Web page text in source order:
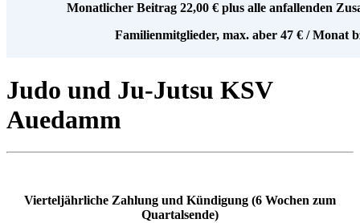
Monatlicher Beitrag 22,00 € plus alle anfallenden
Familienmitglieder, max. aber 47 € / Monat
Judo und Ju-Jutsu KSV
Auedamm
Vierteljährliche Zahlung und Kündigung (6 Wochen zum
Quartalsende)